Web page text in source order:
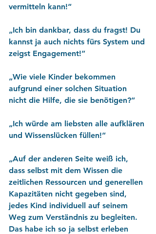
vermitteln kann!“
„Ich bin dankbar, dass du fragst! Du
kannst ja auch nichts fürs System und
zeigst Engagement!“
„Wie viele Kinder bekommen
aufgrund einer solchen Situation
nicht die Hilfe, die sie benötigen?“
„Ich würde am liebsten alle aufklären
und Wissenslücken füllen!“
„Auf der anderen Seite weiß ich,
dass selbst mit dem Wissen die
zeitlichen Ressourcen und generellen
Kapazitäten nicht gegeben sind,
jedes Kind individuell auf seinem
Weg zum Verständnis zu begleiten.
Das habe ich so ja selbst erleben